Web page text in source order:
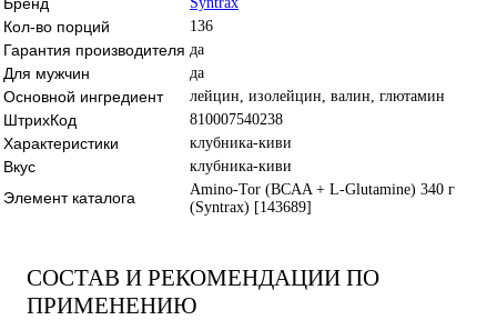
Кол-во порций 136
Гарантия производителя да
Для мужчин да
Основной ингредиент лейцин, изолейцин, валин, глютамин
ШтрихКод 810007540238
Характеристики клубника-киви
Вкус клубника-киви
Элемент каталога
Amino-Tor (BCAA + L-Glutamine) 340 г
(Syntrax) [143689]
СОСТАВ И РЕКОМЕНДАЦИИ ПО
ПРИМЕНЕНИЮ